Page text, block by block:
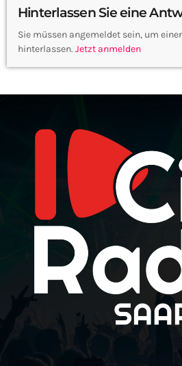
Hinterlassen Sie eine
Sie müssen angemeldet sein, um
hinterlassen. Jetzt anmelden